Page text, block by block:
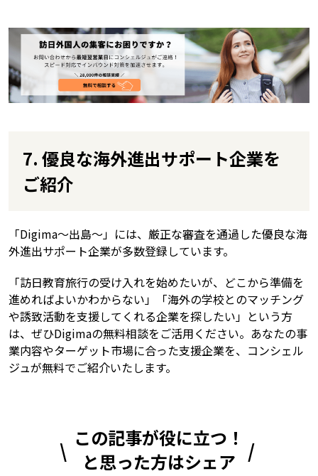
7. 優良な海外進出サポート企業を
ご紹介
「Digima〜出島〜」には、厳正な審査を通過した優良な海
外進出サポート企業が多数登録しています。
「訪日教育旅行の受け入れを始めたいが、どこから準備を
進めればよいかわからない」「海外の学校とのマッチング
や誘致活動を支援してくれる企業を探したい」という方
は、ぜひDigimaの無料相談をご活用ください。あなたの事
業内容やターゲット市場に合った支援企業を、コンシェル
ジュが無料でご紹介いたします。
この記事が役に立つ！
と思った方はシェア